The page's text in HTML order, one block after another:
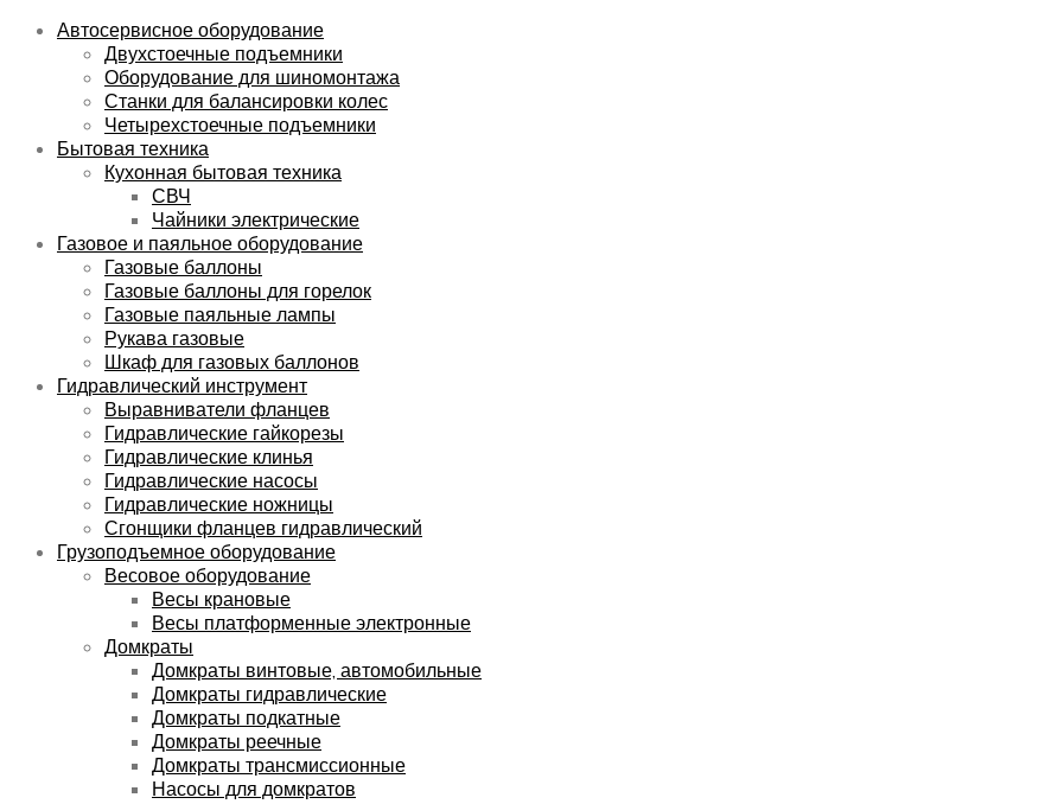
Автосервисное оборудование
Двухстоечные подъемники
Оборудование для шиномонтажа
Станки для балансировки колес
Четырехстоечные подъемники
Бытовая техника
Кухонная бытовая техника
СВЧ
Чайники электрические
Газовое и паяльное оборудование
Газовые баллоны
Газовые баллоны для горелок
Газовые паяльные лампы
Рукава газовые
Шкаф для газовых баллонов
Гидравлический инструмент
Выравниватели фланцев
Гидравлические гайкорезы
Гидравлические клинья
Гидравлические насосы
Гидравлические ножницы
Сгонщики фланцев гидравлический
Грузоподъемное оборудование
Весовое оборудование
Весы крановые
Весы платформенные электронные
Домкраты
Домкраты винтовые, автомобильные
Домкраты гидравлические
Домкраты подкатные
Домкраты реечные
Домкраты трансмиссионные
Насосы для домкратов